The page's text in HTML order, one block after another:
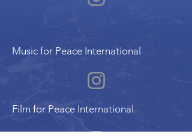
Music for Peace International
Film for Peace International